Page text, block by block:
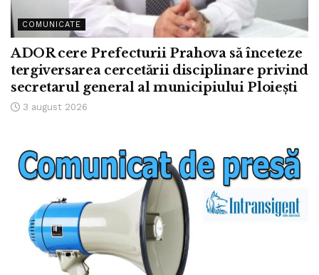
COMUNICATE
ADOR cere Prefecturii Prahova să înceteze
tergiversarea cercetării disciplinare privind
secretarul general al municipiului Ploiești
3 august 2026